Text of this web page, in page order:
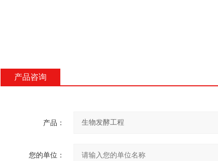
产品咨询
产品：
您的单位：